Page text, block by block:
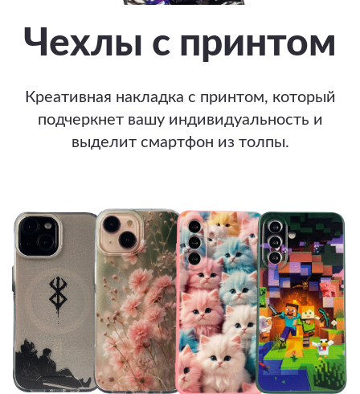
Чехлы с принтом
Креативная накладка с принтом, который
подчеркнет вашу индивидуальность и
выделит смартфон из толпы.